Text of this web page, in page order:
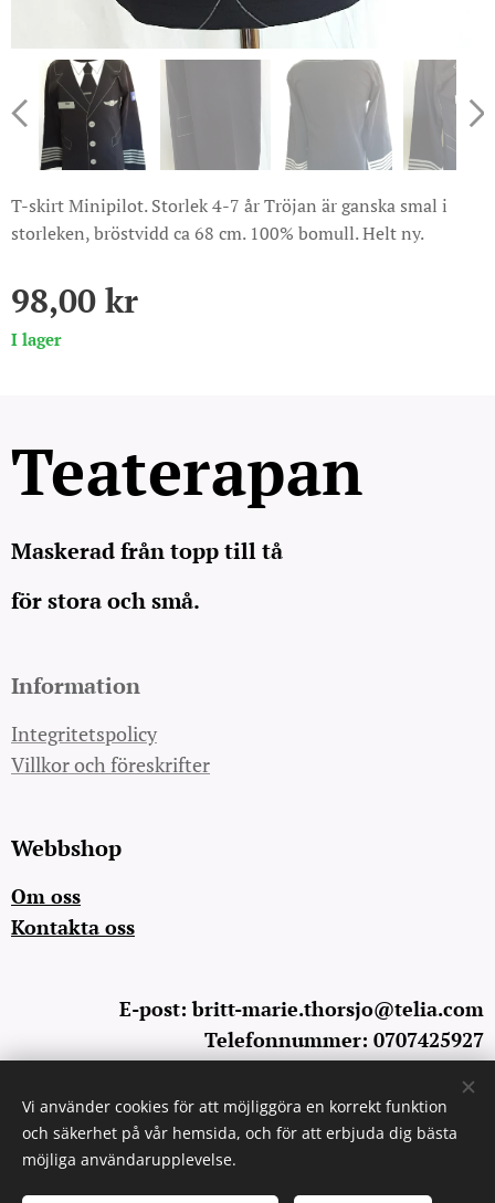
T-skirt Minipilot. Storlek 4-7 år Tröjan är ganska smal i
storleken, bröstvidd ca 68 cm. 100% bomull. Helt ny.
98,00 kr
I lager
Teaterapan
Maskerad från topp till tå
för stora och små.
Information
Integritetspolicy
Villkor och föreskrifter
Webbshop
Om oss
Kontakta oss
E-post: britt-marie.thorsjo@telia.com
Telefonnummer: 0707425927
Cookies
Vi använder cookies för att möjliggöra en korrekt funktion
och säkerhet på vår hemsida, och för att erbjuda dig bästa
möjliga användarupplevelse.